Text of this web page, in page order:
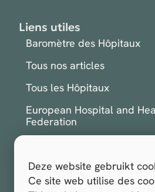
Deze website gebruikt
Ce site web utilise des
Liens utiles
Baromètre des Hôpitaux
Tous nos articles
Tous les Hôpitaux
European Hospital and
Federation
S'inscrire à la newsletter